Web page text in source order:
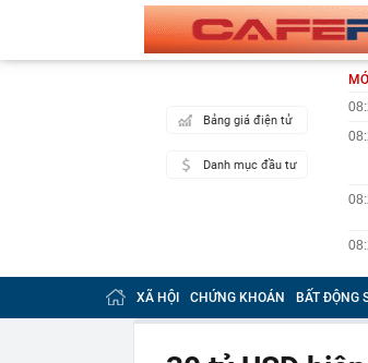
Bảng giá điện tử
Danh mục đầu tư
XÃ HỘI CHỨNG KHOÁN BẤT ĐỘNG